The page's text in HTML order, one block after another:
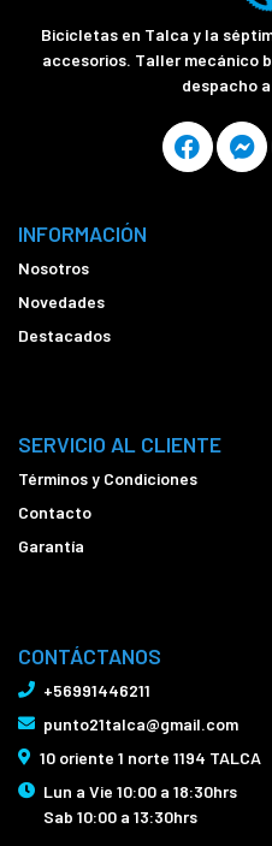
Bicicletas en Talca y la
accesorios. Taller mecánico
despacho
INFORMACIÓN
Nosotros
Novedades
Destacados
SERVICIO AL CLIENTE
Términos y Condiciones
Contacto
Garantía
CONTÁCTANOS
+56991446211
punto21talca@gmail.com
10 oriente 1 norte 1194 TALCA
Lun a Vie 10:00 a 18:30hrs
Sab 10:00 a 13:30hrs